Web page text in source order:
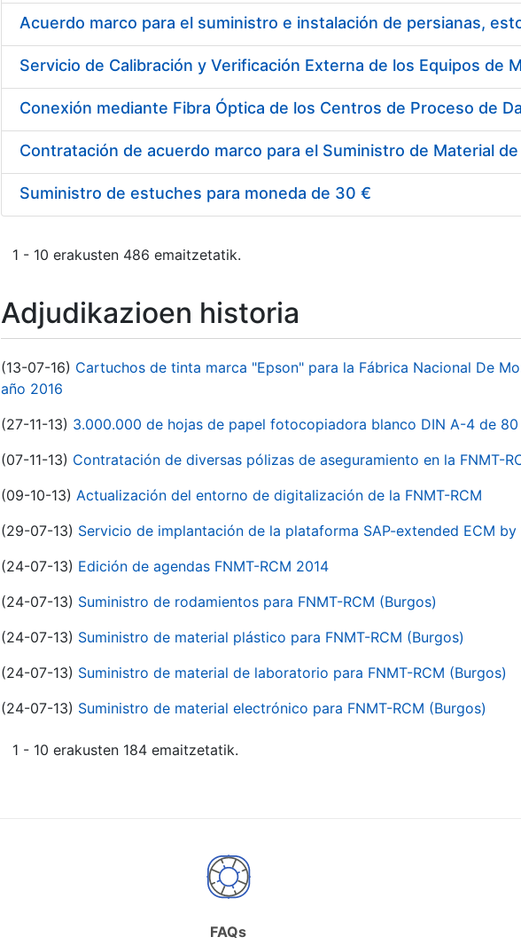
Erakutsi/Ezkutatu
Acuerdo marco para el suministro e instalación de persianas,
Suministro de estuches para moneda de 30 €
1 - 10 erakusten 486 emaitzetatik.
Adjudikazioen historia
(13-07-16) Cartuchos de tinta marca "Epson" para la Fábrica Nacional De
año 2016
(27-11-13) 3.000.000 de hojas de papel fotocopiadora blanco DIN A-4 de 80
(07-11-13) Contratación de diversas pólizas de aseguramiento en la FNMT-
(09-10-13) Actualización del entorno de digitalización de la FNMT-RCM
(29-07-13) Servicio de implantación de la plataforma SAP-extended ECM by
(24-07-13) Edición de agendas FNMT-RCM 2014
(24-07-13) Suministro de rodamientos para FNMT-RCM (Burgos)
(24-07-13) Suministro de material plástico para FNMT-RCM (Burgos)
(24-07-13) Suministro de material de laboratorio para FNMT-RCM (Burgos)
(24-07-13) Suministro de material electrónico para FNMT-RCM (Burgos)
1 - 10 erakusten 184 emaitzetatik.
FAQs